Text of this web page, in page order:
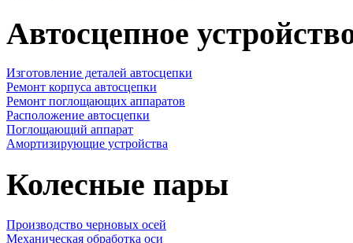
Автосцепное
Изготовление деталей автосцепки
Ремонт корпуса автосцепки
Ремонт поглощающих аппаратов
Расположение автосцепки
Поглощающий аппарат
Амортизирующие устройства
Колесные пары
Производство черновых осей
Механическая обработка оси